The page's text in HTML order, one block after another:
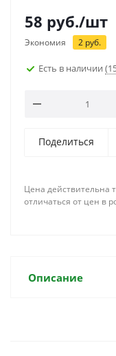
58 руб./шт
Экономия 2 руб.
Есть в наличии
Поделиться
Цена действительна
отличаться от цен в
Описание